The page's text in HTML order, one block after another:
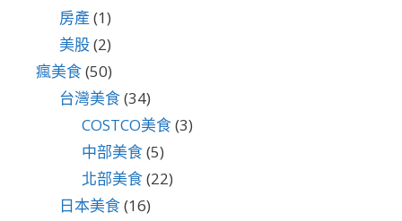
房產 (1)
美股(2)
瘋美食(50)
台灣美食(34)
COSTCO美食(3)
中部美食(5)
北部美食(22)
日本美食(16)